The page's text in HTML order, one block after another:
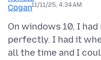
11/11/25, 4:34 AM
On windows 10, I
perfectly. I had it
all the time and I